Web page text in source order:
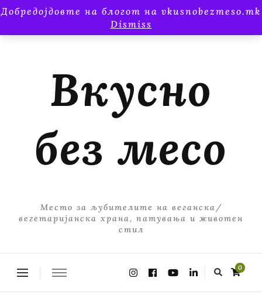
Добредојдовте на блогот на vkusnobezmeso.mk
Dismiss
Вкусно
без месо
Место за љубителите на веганска/
вегетаријанска храна, патувања и животен
стил
0